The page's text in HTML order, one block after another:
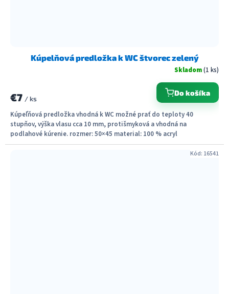
Kúpelňová predložka k WC štvorec zelený
Skladom(1 ks)
€7 / ks
Do košíka
Kúpeľňová predložka vhodná k WC možné prať do teploty 40
stupňov, výška vlasu cca 10 mm, protišmyková a vhodná na
podlahové kúrenie. rozmer: 50×45 material: 100 % acryl
Kód: 16541